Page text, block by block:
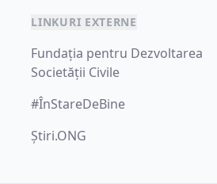
LINKURI EXTERNE
Fundația pentru Dezvoltarea
Societății Civile
#ÎnStareDeBine
Știri.ONG